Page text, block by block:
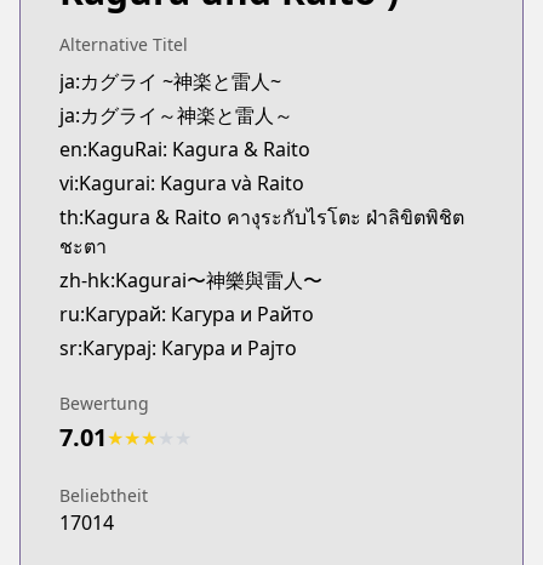
Official Raw
https://www.sunday-webry.com/episode/
Kitsu
Kitsu
https://kitsu.app/manga/75633
MangaUpdates
MangaUpdates
https://www.mangaupdates.com/
Book☆Walker
Book☆Walker
https://bookwalker.jp/series/545719/list
Alternative Titel
ja:カグライ ~神楽と雷人~
ja:カグライ～神楽と雷人～
en:KaguRai: Kagura & Raito
vi:Kagurai: Kagura và Raito
th:Kagura & Raito คางุระกับไรโตะ ฝ่าลิขิตพิชิต
ชะตา
zh-hk:Kagurai〜神樂與雷人〜
ru:Кагурай: Кагура и Райто
sr:Кагурај: Кагура и Рајто
Bewertung
7.01★★★
Beliebtheit
17014